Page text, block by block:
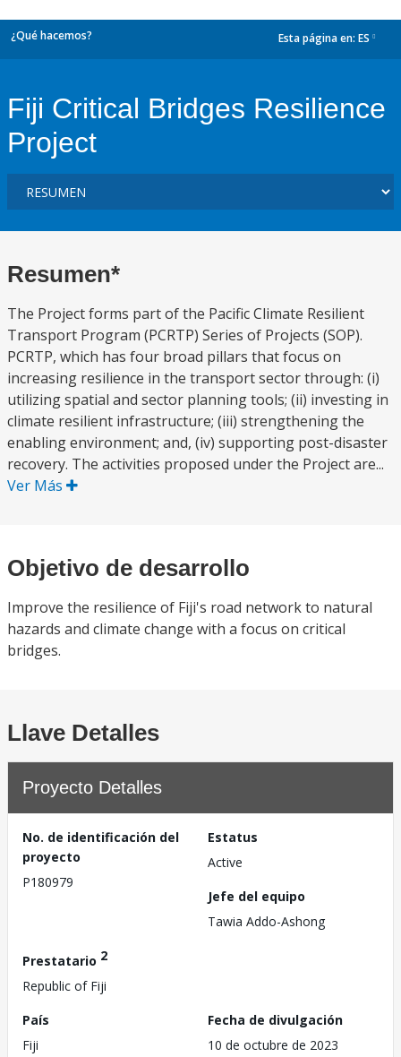
¿Qué hacemos? Esta página en: ES
Fiji Critical Bridges Resilience
Project
Resumen*
The Project forms part of the Pacific Climate Resilient
Transport Program (PCRTP) Series of Projects (SOP).
PCRTP, which has four broad pillars that focus on
increasing resilience in the transport sector through: (i)
utilizing spatial and sector planning tools; (ii) investing in
climate resilient infrastructure; (iii) strengthening the
enabling environment; and, (iv) supporting post-disaster
recovery. The activities proposed under the Project are...
Ver Más
Objetivo de desarrollo
Improve the resilience of Fiji's road network to natural
hazards and climate change with a focus on critical
bridges.
Llave Detalles
Proyecto Detalles
No. de identificación del
proyecto
P180979
Estatus
Active
Jefe del equipo
Tawia Addo-Ashong
Prestatario 2
Republic of Fiji
País
Fiji
Fecha de divulgación
10 de octubre de 2023